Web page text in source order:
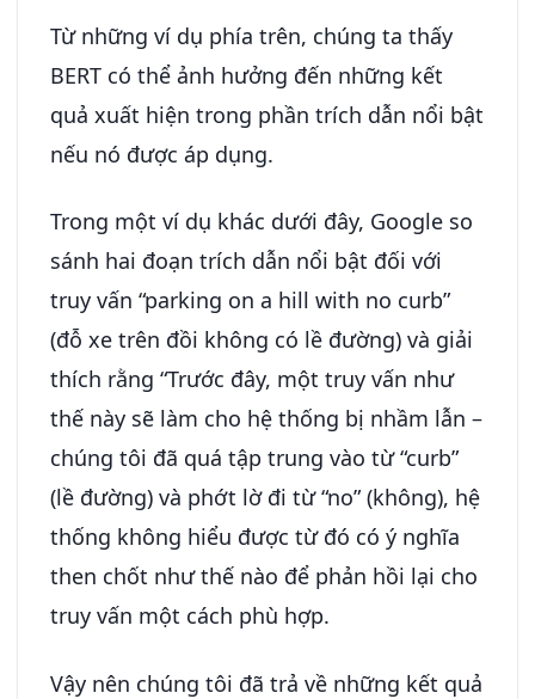
Từ những ví dụ phía trên, chúng ta thấy
BERT có thể ảnh hưởng đến những kết
quả xuất hiện trong phần trích dẫn nổi bật
nếu nó được áp dụng.
Trong một ví dụ khác dưới đây, Google so
sánh hai đoạn trích dẫn nổi bật đối với
truy vấn “parking on a hill with no curb”
(đỗ xe trên đồi không có lề đường) và giải
thích rằng “Trước đây, một truy vấn như
thế này sẽ làm cho hệ thống bị nhầm lẫn –
chúng tôi đã quá tập trung vào từ “curb”
(lề đường) và phớt lờ đi từ “no” (không), hệ
thống không hiểu được từ đó có ý nghĩa
then chốt như thế nào để phản hồi lại cho
truy vấn một cách phù hợp.
Vậy nên chúng tôi đã trả về những kết quả